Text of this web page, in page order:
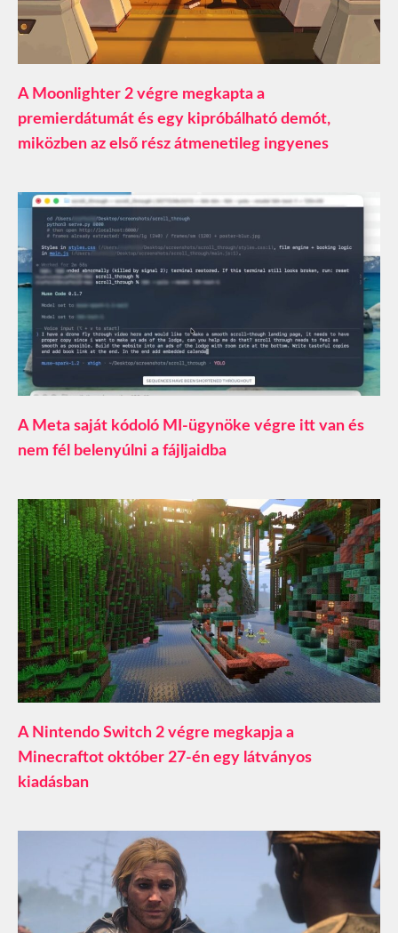
A Moonlighter 2 végre megkapta a
premierdátumát és egy kipróbálható demót,
miközben az első rész átmenetileg ingyenes
A Meta saját kódoló MI-ügynöke végre itt van és
nem fél belenyúlni a fájljaidba
A Nintendo Switch 2 végre megkapja a
Minecraftot október 27-én egy látványos
kiadásban